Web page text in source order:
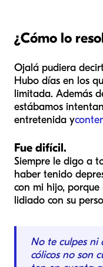
¿Cómo lo
Ojalá pudiera
Hubo días en los
limitada. Además
estábamos
entretenida y
Fue difícil.
Siempre le digo a
haber tenido
con mi hijo,
lidiado con su
No te culpes ni
cólicos no son